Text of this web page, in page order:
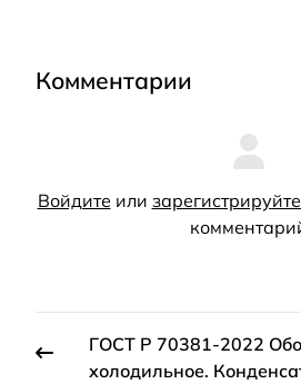
Комментарии
Войдите или
ГОСТ Р 70381-2022
холодильное.